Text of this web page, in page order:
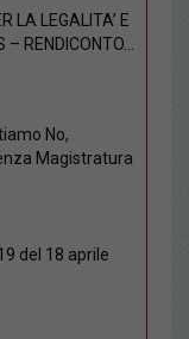
LA LEGALITA’ E
– RENDICONTO...
No,
Magistratura
del 18 aprile